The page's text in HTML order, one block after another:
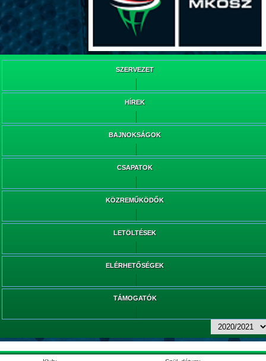
SZERVEZET
HÍREK
BAJNOKSÁGOK
CSAPATOK
KÖZREMŰKÖDŐK
LETÖLTÉSEK
ELÉRHETŐSÉGEK
TÁMOGATÓK